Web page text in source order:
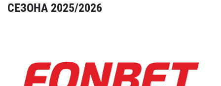
СЕЗОНА 2025/2026